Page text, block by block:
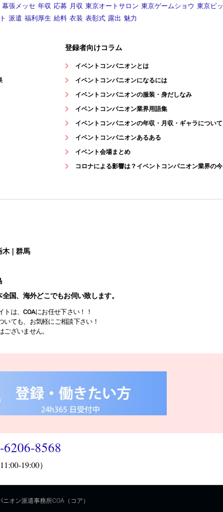
幕張メッセ 年収 応募 月収 東京オートサロン 東京ゲームショウ 東京ビッ
派遣 福利厚生 給料 衣装 表彰式 露出 魅力
登録者向けコラム
イベントコンパニオンとは
イベントコンパニオンになるには
イベントコンパニオンの服装・身だしなみ
イベントコンパニオン業界用語集
イベントコンパニオンの年収・月収・ギャラについて
イベントコンパニオンあるある
イベント会場まとめ
コロナによる影響は？イベントコンパニオン業界の今
｜群馬
国、海外どこでもお伺い致します。
は、COAにお任せ下さい！！
いても、お気軽にご相談下さい！
ざいません。
8568
19:00）
オン派遣事務所COA（コア）